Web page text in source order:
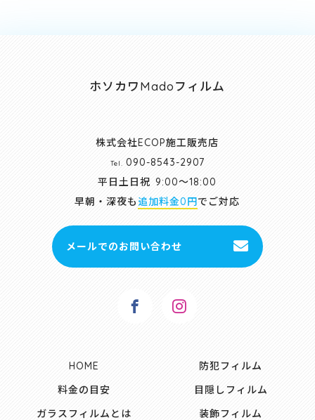
ホソカワMadoフィルム
株式会社ECOP施工販売店
Tel.
090-8543-2907
平日土日祝 9:00～18:00
早朝・深夜も 追加料金0円でご対応
メールでのお問い合わせ
HOME
料金の目安
ガラスフィルムとは
防犯フィルム
目隠しフィルム
装飾フィルム